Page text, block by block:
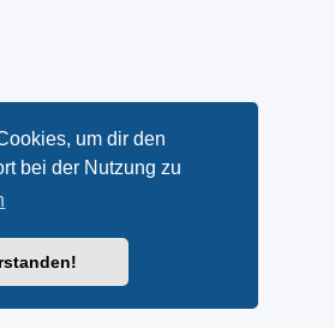
um dir den
bei der Nutzung zu